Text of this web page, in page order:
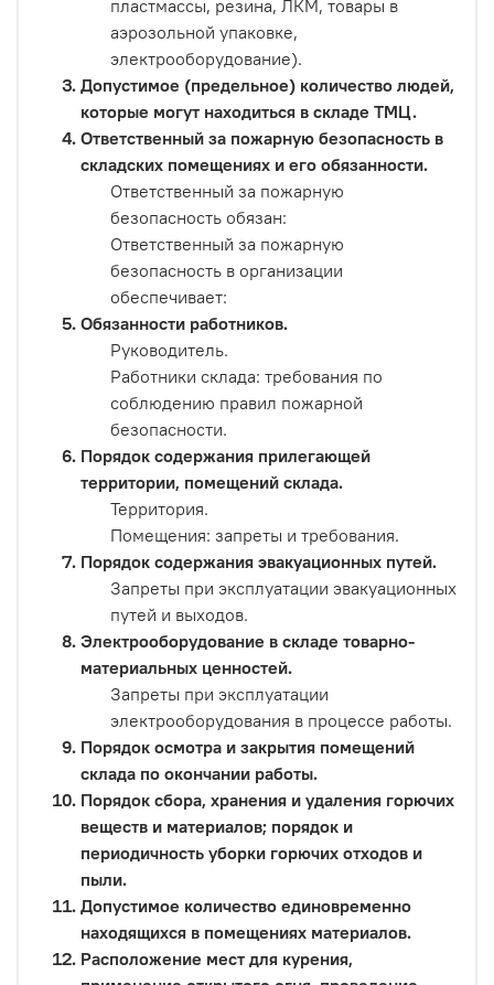
пластмассы, резина, ЛКМ, товары в
аэрозольной упаковке,
электрооборудование).
Допустимое (предельное) количество людей,
которые могут находиться в складе ТМЦ.
Ответственный за пожарную безопасность в
складских помещениях и его обязанности.
Ответственный за пожарную
безопасность обязан:
Ответственный за пожарную
безопасность в организации
обеспечивает:
Обязанности работников.
Руководитель.
Работники склада: требования по
соблюдению правил пожарной
безопасности.
Порядок содержания прилегающей
территории, помещений склада.
Территория.
Помещения: запреты и требования.
Порядок содержания эвакуационных путей.
Запреты при эксплуатации эвакуационных
путей и выходов.
Электрооборудование в складе товарно-
материальных ценностей.
Запреты при эксплуатации
электрооборудования в процессе работы.
Порядок осмотра и закрытия помещений
склада по окончании работы.
Порядок сбора, хранения и удаления горючих
веществ и материалов; порядок и
периодичность уборки горючих отходов и
пыли.
Допустимое количество единовременно
находящихся в помещениях материалов.
Расположение мест для курения,